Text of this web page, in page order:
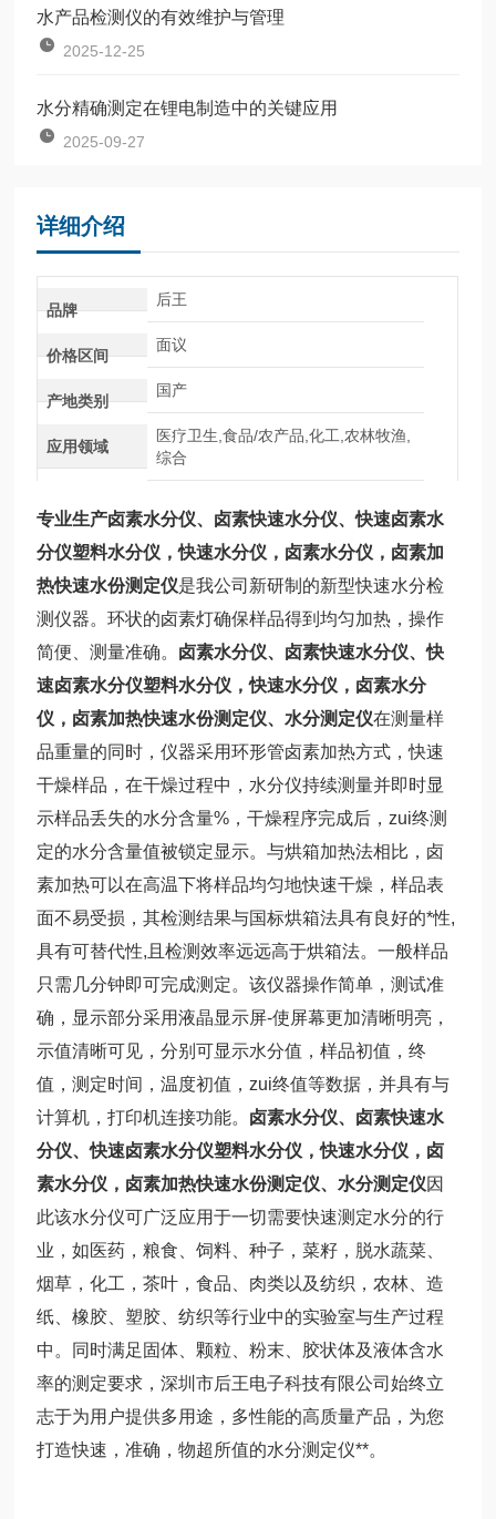
水产品检测仪的有效维护与管理
2025-12-25
水分精确测定在锂电制造中的关键应用
2025-09-27
详细介绍
品牌
后王
价格区间
面议
产地类别
国产
应用领域
医疗卫生,食品/农产品,化工,农林牧渔,
综合
专业生产卤素水分仪、卤素快速水分仪、快速卤素水
分仪塑料水分仪，快速水分仪，卤素水分仪，卤素加
热快速水份测定仪是我公司新研制的新型快速水分检
测仪器。环状的卤素灯确保样品得到均匀加热，操作
简便、测量准确。 卤素水分仪、卤素快速水分仪、快
速卤素水分仪塑料水分仪，快速水分仪，卤素水分
仪，卤素加热快速水份测定仪、水分测定仪在测量样
品重量的同时，仪器采用环形管卤素加热方式，快速
干燥样品，在干燥过程中，水分仪持续测量并即时显
示样品丢失的水分含量%，干燥程序完成后，zui终测
定的水分含量值被锁定显示。与烘箱加热法相比，卤
素加热可以在高温下将样品均匀地快速干燥，样品表
面不易受损，其检测结果与国标烘箱法具有良好的*性,
具有可替代性,且检测效率远远高于烘箱法。一般样品
只需几分钟即可完成测定。该仪器操作简单，测试准
确，显示部分采用液晶显示屏-使屏幕更加清晰明亮，
示值清晰可见，分别可显示水分值，样品初值，终
值，测定时间，温度初值，zui终值等数据，并具有与
计算机，打印机连接功能。 卤素水分仪、卤素快速水
分仪、快速卤素水分仪塑料水分仪，快速水分仪，卤
素水分仪，卤素加热快速水份测定仪、水分测定仪因
此该水分仪可广泛应用于一切需要快速测定水分的行
业，如医药，粮食、饲料、种子，菜籽，脱水蔬菜、
烟草，化工，茶叶，食品、肉类以及纺织，农林、造
纸、橡胶、塑胶、纺织等行业中的实验室与生产过程
中。同时满足固体、颗粒、粉末、胶状体及液体含水
率的测定要求，深圳市后王电子科技有限公司始终立
志于为用户提供多用途，多性能的高质量产品，为您
打造快速，准确，物超所值的水分测定仪**。